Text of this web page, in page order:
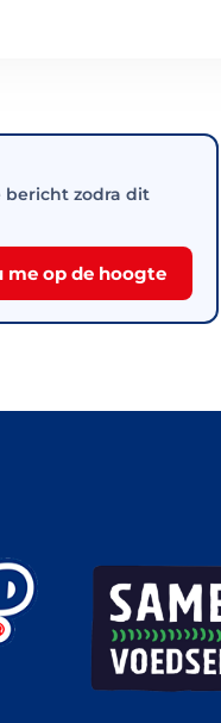
bericht zodra dit
me op de hoogte